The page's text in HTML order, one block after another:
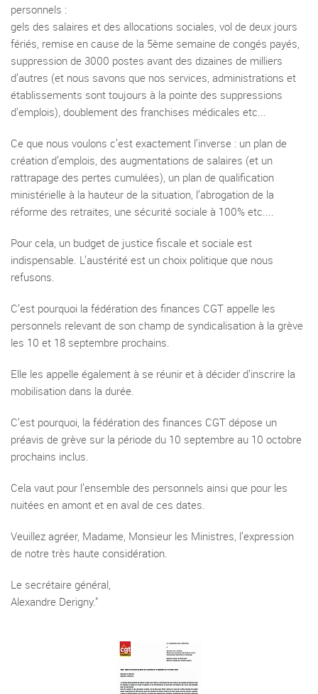
personnels :
gels des salaires et des allocations sociales, vol de deux jours
fériés, remise en cause de la 5ème semaine de congés payés,
suppression de 3000 postes avant des dizaines de milliers
d’autres (et nous savons que nos services, administrations et
établissements sont toujours à la pointe des suppressions
d’emplois), doublement des franchises médicales etc...
Ce que nous voulons c’est exactement l’inverse : un plan de
création d’emplois, des augmentations de salaires (et un
rattrapage des pertes cumulées), un plan de qualification
ministérielle à la hauteur de la situation, l’abrogation de la
réforme des retraites, une sécurité sociale à 100% etc....
Pour cela, un budget de justice fiscale et sociale est
indispensable. L’austérité est un choix politique que nous
refusons.
C’est pourquoi la fédération des finances CGT appelle les
personnels relevant de son champ de syndicalisation à la grève
les 10 et 18 septembre prochains.
Elle les appelle également à se réunir et à décider d’inscrire la
mobilisation dans la durée.
C’est pourquoi, la fédération des finances CGT dépose un
préavis de grève sur la période du 10 septembre au 10 octobre
prochains inclus.
Cela vaut pour l’ensemble des personnels ainsi que pour les
nuitées en amont et en aval de ces dates.
Veuillez agréer, Madame, Monsieur les Ministres, l’expression
de notre très haute considération.
Le secrétaire général,
Alexandre Derigny."